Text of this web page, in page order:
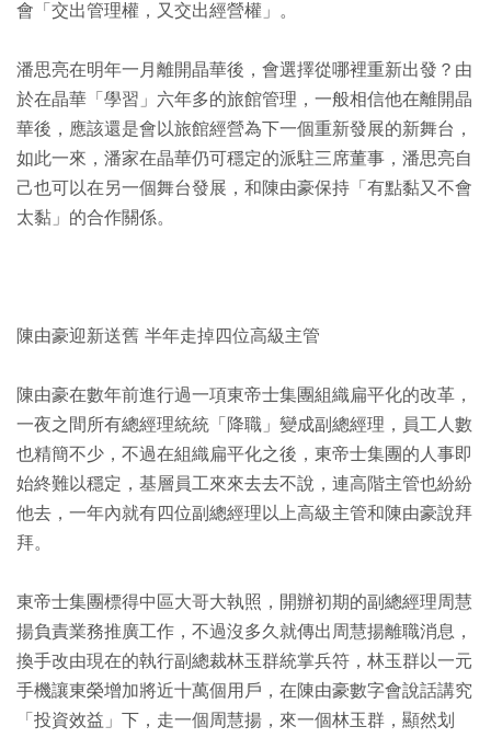
會「交出管理權，又交出經營權」。
潘思亮在明年一月離開晶華後，會選擇從哪裡重新出發？由
於在晶華「學習」六年多的旅館管理，一般相信他在離開晶
華後，應該還是會以旅館經營為下一個重新發展的新舞台，
如此一來，潘家在晶華仍可穩定的派駐三席董事，潘思亮自
己也可以在另一個舞台發展，和陳由豪保持「有點黏又不會
太黏」的合作關係。
陳由豪迎新送舊 半年走掉四位高級主管
陳由豪在數年前進行過一項東帝士集團組織扁平化的改革，
一夜之間所有總經理統統「降職」變成副總經理，員工人數
也精簡不少，不過在組織扁平化之後，東帝士集團的人事即
始終難以穩定，基層員工來來去去不說，連高階主管也紛紛
他去，一年內就有四位副總經理以上高級主管和陳由豪說拜
拜。
東帝士集團標得中區大哥大執照，開辦初期的副總經理周慧
揚負責業務推廣工作，不過沒多久就傳出周慧揚離職消息，
換手改由現在的執行副總裁林玉群統掌兵符，林玉群以一元
手機讓東榮增加將近十萬個用戶，在陳由豪數字會說話講究
「投資效益」下，走一個周慧揚，來一個林玉群，顯然划